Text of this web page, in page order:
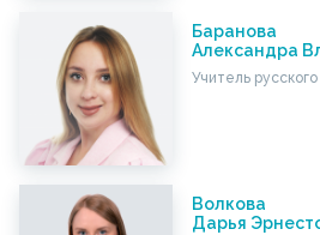
Баранова
Александра
Учитель
Волкова
Дарья